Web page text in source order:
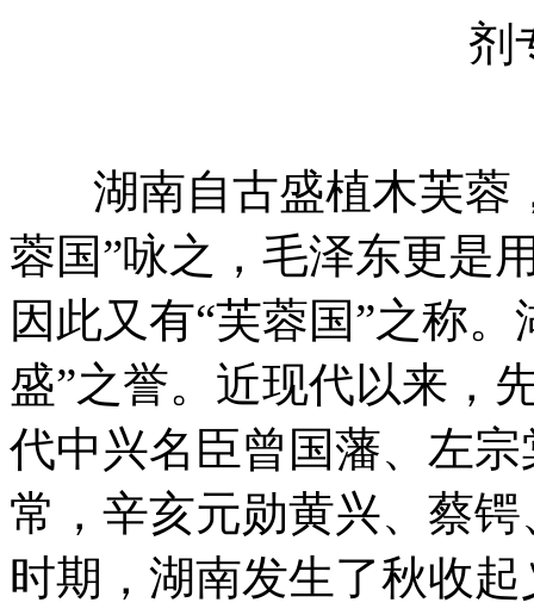
湖南自古盛植木芙蓉
蓉国”咏之，毛泽东更是
因此又有“芙蓉国”之称
盛”之誉。近现代以来，
代中兴名臣曾国藩、左
常，辛亥元勋黄兴、蔡
时期，湖南发生了秋收